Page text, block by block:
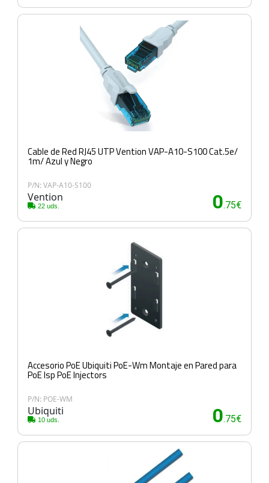
Cable de Red RJ45 UTP Vention VAP-A10-S100 Cat.5e/
1m/ Azul y Negro
P/N: VAP-A10-S100
Vention
22 uds. 0.75€
Accesorio PoE Ubiquiti PoE-Wm Montaje en Pared para
PoE Isp PoE Injectors
P/N: POE-WM
Ubiquiti
10 uds. 0.75€